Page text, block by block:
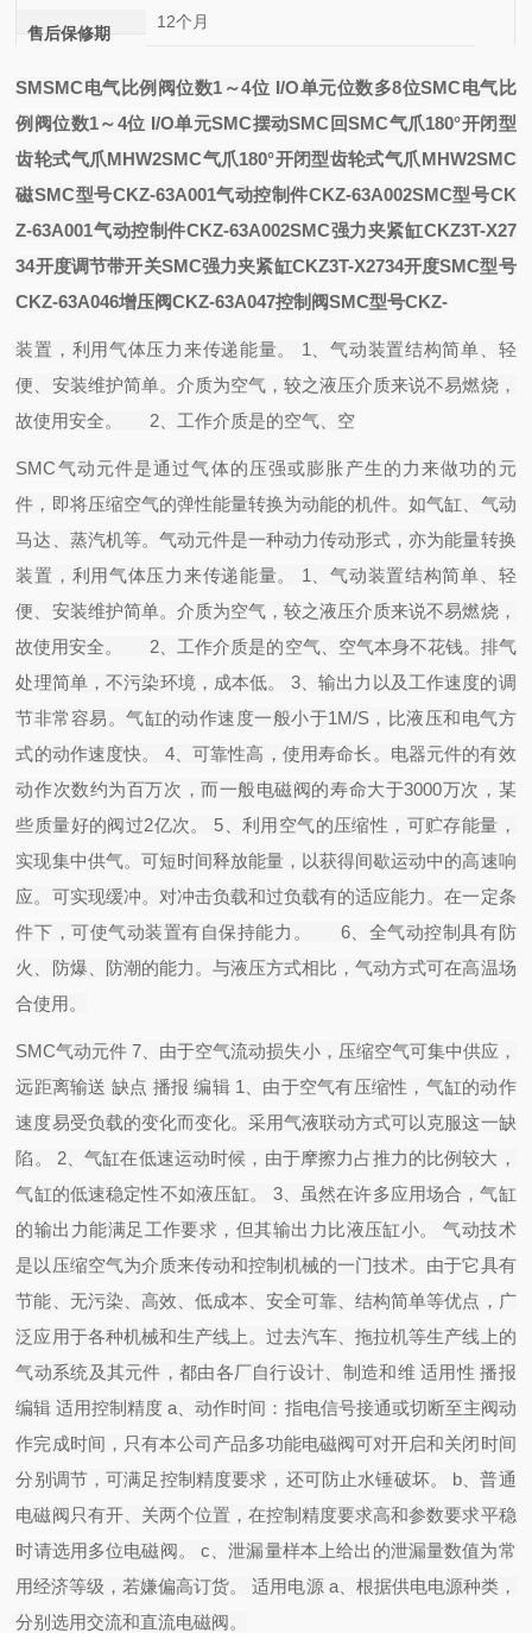
售后保修期
12个月
SMSMC电气比例阀位数1～4位 I/O单元位数多8位SMC电气比
例阀位数1～4位 I/O单元SMC摆动SMC回SMC气爪180°开闭型
齿轮式气爪MHW2SMC气爪180°开闭型齿轮式气爪MHW2SMC
磁SMC型号CKZ-63A001气动控制件CKZ-63A002SMC型号CK
Z-63A001气动控制件CKZ-63A002SMC强力夹紧缸CKZ3T-X27
34开度调节带开关SMC强力夹紧缸CKZ3T-X2734开度SMC型号
CKZ-63A046增压阀CKZ-63A047控制阀SMC型号CKZ-
装置，利用气体压力来传递能量。 1、气动装置结构简单、轻
便、安装维护简单。介质为空气，较之液压介质来说不易燃烧，
故使用安全。 2、工作介质是的空气、空
SMC气动元件是通过气体的压强或膨胀产生的力来做功的元
件，即将压缩空气的弹性能量转换为动能的机件。如气缸、气动
马达、蒸汽机等。气动元件是一种动力传动形式，亦为能量转换
装置，利用气体压力来传递能量。 1、气动装置结构简单、轻
便、安装维护简单。介质为空气，较之液压介质来说不易燃烧，
故使用安全。 2、工作介质是的空气、空气本身不花钱。排气
处理简单，不污染环境，成本低。 3、输出力以及工作速度的调
节非常容易。气缸的动作速度一般小于1M/S，比液压和电气方
式的动作速度快。 4、可靠性高，使用寿命长。电器元件的有效
动作次数约为百万次，而一般电磁阀的寿命大于3000万次，某
些质量好的阀过2亿次。 5、利用空气的压缩性，可贮存能量，
实现集中供气。可短时间释放能量，以获得间歇运动中的高速响
应。可实现缓冲。对冲击负载和过负载有的适应能力。在一定条
件下，可使气动装置有自保持能力。 6、全气动控制具有防
火、防爆、防潮的能力。与液压方式相比，气动方式可在高温场
合使用。
SMC气动元件 7、由于空气流动损失小，压缩空气可集中供应，
远距离输送 缺点 播报 编辑 1、由于空气有压缩性，气缸的动作
速度易受负载的变化而变化。采用气液联动方式可以克服这一缺
陷。 2、气缸在低速运动时候，由于摩擦力占推力的比例较大，
气缸的低速稳定性不如液压缸。 3、虽然在许多应用场合，气缸
的输出力能满足工作要求，但其输出力比液压缸小。 气动技术
是以压缩空气为介质来传动和控制机械的一门技术。由于它具有
节能、无污染、高效、低成本、安全可靠、结构简单等优点，广
泛应用于各种机械和生产线上。过去汽车、拖拉机等生产线上的
气动系统及其元件，都由各厂自行设计、制造和维 适用性 播报
编辑 适用控制精度 a、动作时间：指电信号接通或切断至主阀动
作完成时间，只有本公司产品多功能电磁阀可对开启和关闭时间
分别调节，可满足控制精度要求，还可防止水锤破坏。 b、普通
电磁阀只有开、关两个位置，在控制精度要求高和参数要求平稳
时请选用多位电磁阀。 c、泄漏量样本上给出的泄漏量数值为常
用经济等级，若嫌偏高订货。 适用电源 a、根据供电电源种类，
分别选用交流和直流电磁阀。